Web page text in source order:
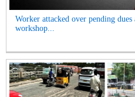
Worker attacked over pending
workshop...